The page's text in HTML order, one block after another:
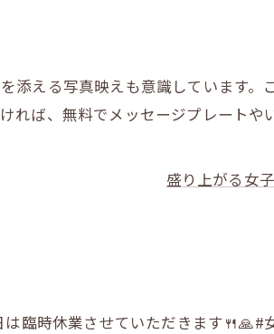
添える写真映えも意識しています。
れば、無料でメッセージプレートや
盛り上がる女
臨時休業させていただきます🍴🙏#